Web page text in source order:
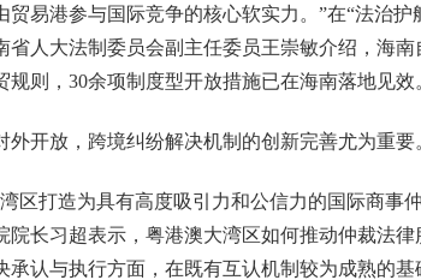
贸易港参与国际竞争的核心软实力。”在“法治
省人大法制委员会副主任委员王崇敏介绍，海
规则，30余项制度型开放措施已在海南落地见效
放，跨境纠纷解决机制的创新完善尤为重要
打造为具有高度吸引力和公信力的国际商事
院长习超表示，粤港澳大湾区如何推动仲裁法
承认与执行方面，在既有互认机制较为成熟的